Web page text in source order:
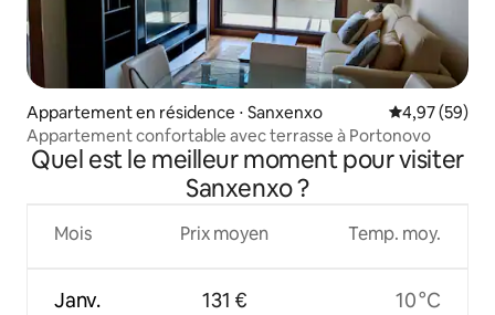
Appartement en résidence ⋅ Sanxenxo Évaluation
4,97 (59)
Appartement confortable avec terrasse à Portonovo
Quel est le meilleur moment pour visiter
Sanxenxo ?
Mois
Janv.
Prix moyen
131 €
Temp. moy.
10 °C